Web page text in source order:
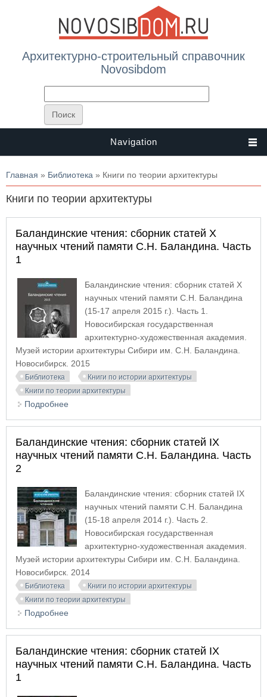
Архитектурно-строительный справочник
Novosibdom
Navigation
Вы здесь
Главная » Библиотека » Книги по теории архитектуры
Книги по теории архитектуры
Баландинские чтения: сборник статей X
научных чтений памяти С.Н. Баландина. Часть
1
Баландинские чтения: сборник статей X
научных чтений памяти С.Н. Баландина
(15-17 апреля 2015 г.). Часть 1.
Новосибирская государственная
архитектурно-художественная академия.
Музей истории архитектуры Сибири им. С.Н. Баландина.
Новосибирск. 2015
Библиотека
Книги по истории архитектуры
Книги по теории архитектуры
Подробнее
Баландинские чтения: сборник статей IX
научных чтений памяти С.Н. Баландина. Часть
2
Баландинские чтения: сборник статей IX
научных чтений памяти С.Н. Баландина
(15-18 апреля 2014 г.). Часть 2.
Новосибирская государственная
архитектурно-художественная академия.
Музей истории архитектуры Сибири им. С.Н. Баландина.
Новосибирск. 2014
Библиотека
Книги по истории архитектуры
Книги по теории архитектуры
Подробнее
Баландинские чтения: сборник статей IX
научных чтений памяти С.Н. Баландина. Часть
1